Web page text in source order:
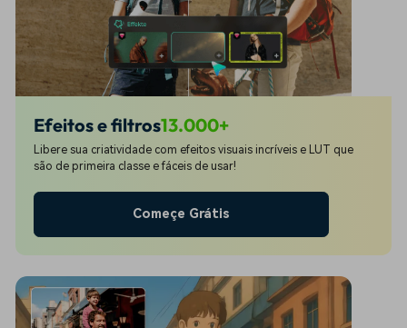
Efeitos e filtros13.000+
Libere sua criatividade com efeitos visuais incríveis e LUT que
são de primeira classe e fáceis de usar!
Começe Grátis